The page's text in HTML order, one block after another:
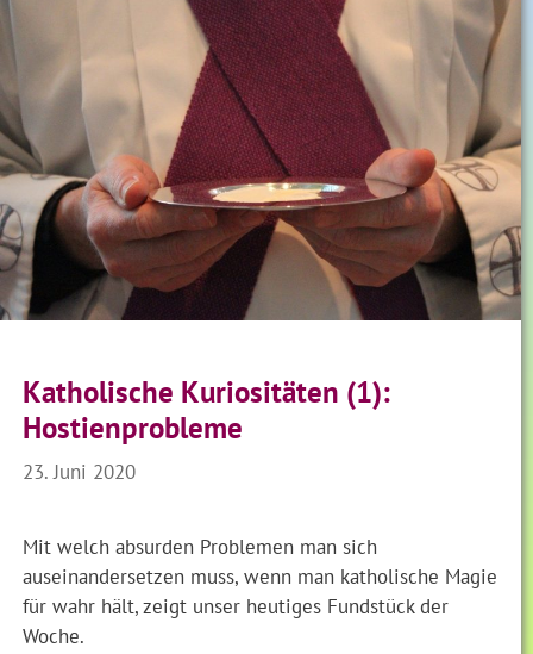
Katholische Kuriositäten (1):
Hostienprobleme
23. Juni 2020
Mit welch absurden Problemen man sich
auseinandersetzen muss, wenn man katholische Magie
für wahr hält, zeigt unser heutiges Fundstück der
Woche.